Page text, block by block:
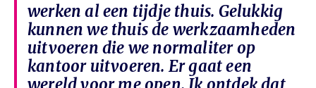
werken al een tijdje thuis. Gelukkig
kunnen we thuis de werkzaamheden
uitvoeren die we normaliter op
kantoor uitvoeren. Er gaat een